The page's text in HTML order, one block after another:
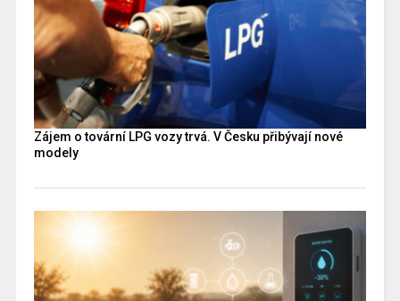
Zájem o tovární LPG vozy trvá. V Česku přibývají nové
modely